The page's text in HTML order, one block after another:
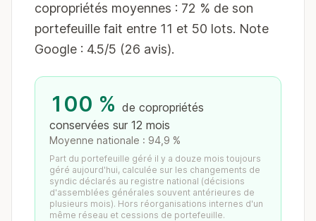
copropriétés moyennes : 72 % de son
portefeuille fait entre 11 et 50 lots. Note
Google : 4.5/5 (26 avis).
100 % de copropriétés
conservées sur 12 mois
Moyenne nationale : 94,9 %
Part du portefeuille géré il y a douze mois toujours
géré aujourd'hui, calculée sur les changements de
syndic déclarés au registre national (décisions
d'assemblées générales souvent antérieures de
plusieurs mois). Hors réorganisations internes d'un
même réseau et cessions de portefeuille.